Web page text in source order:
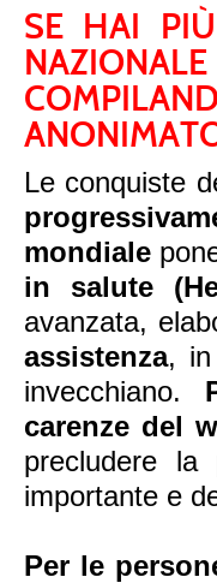
SE HAI
Le conquiste
mondiale
in salute
avanzata,
assistenza, in
invecchiano.
carenze del
precludere
importante e
Per le